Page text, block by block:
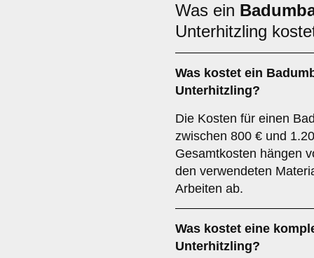
Was ein
Unterhitzling
Was kostet ein
Unterhitzling?
Die Kosten für einen
zwischen 800 € und
Gesamtkosten hängen
den verwendeten
Arbeiten ab.
Was kostet eine
Unterhitzling?